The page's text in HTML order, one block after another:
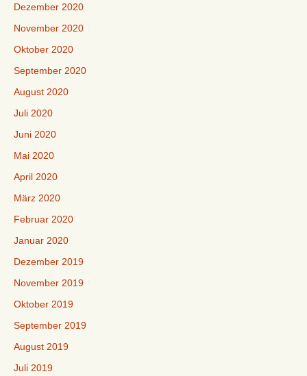
Dezember 2020
November 2020
Oktober 2020
September 2020
August 2020
Juli 2020
Juni 2020
Mai 2020
April 2020
März 2020
Februar 2020
Januar 2020
Dezember 2019
November 2019
Oktober 2019
September 2019
August 2019
Juli 2019